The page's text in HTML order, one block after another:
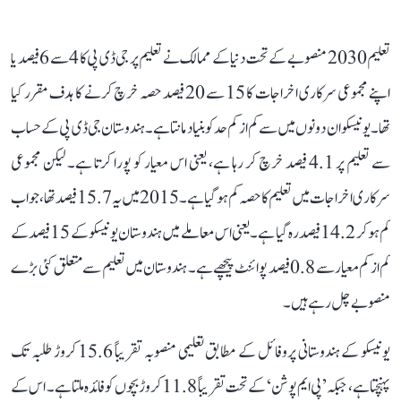
تعلیم 2030 منصوبے کے تحت دنیا کے ممالک نے تعلیم پر جی ڈی پی کا 4 سے 6 فیصد یا
اپنے مجموعی سرکاری اخراجات کا 15 سے 20 فیصد حصہ خرچ کرنے کا ہدف مقرر کیا
تھا۔ یونیسکو ان دونوں میں سے کم از کم حد کو بنیاد مانتا ہے۔ ہندوستان جی ڈی پی کے حساب
سے تعلیم پر 4.1 فیصد خرچ کر رہا ہے، یعنی اس معیار کو پورا کرتا ہے۔ لیکن مجموعی
سرکاری اخراجات میں تعلیم کا حصہ کم ہو گیا ہے۔ 2015 میں یہ 15.7 فیصد تھا، جو اب
کم ہو کر 14.2 فیصد رہ گیا ہے۔ یعنی اس معاملے میں ہندوستان یونیسکو کے 15 فیصد کے
کم از کم معیار سے 0.8 فیصد پوائنٹ پیچھے ہے۔ ہندوستان میں تعلیم سے متعلق کئی بڑے
منصوبے چل رہے ہیں۔
یونیسکو کے ہندوستانی پروفائل کے مطابق تعلیمی منصوبہ تقریباً 15.6 کروڑ طلبہ تک
پہنچتا ہے، جبکہ ’پی ایم پوشن‘ کے تحت تقریباً 11.8 کروڑ بچوں کو فائدہ ملتا ہے۔ اس کے